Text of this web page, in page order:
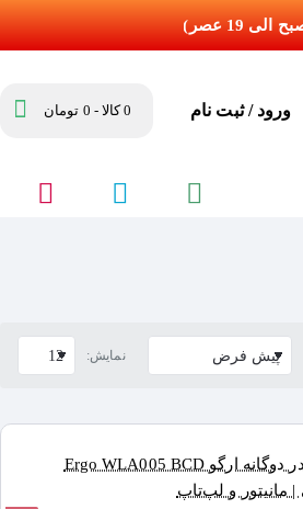
ورود / ثبت نام 0 کالا - 0 تومان
نمایش: